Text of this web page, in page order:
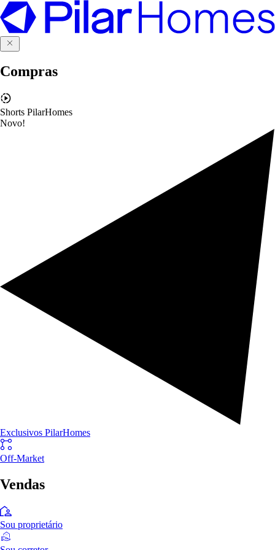
Compras
Shorts PilarHomes
Novo!
Exclusivos PilarHomes
Off-Market
Vendas
Sou proprietário